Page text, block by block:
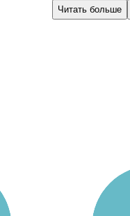
Читать больше